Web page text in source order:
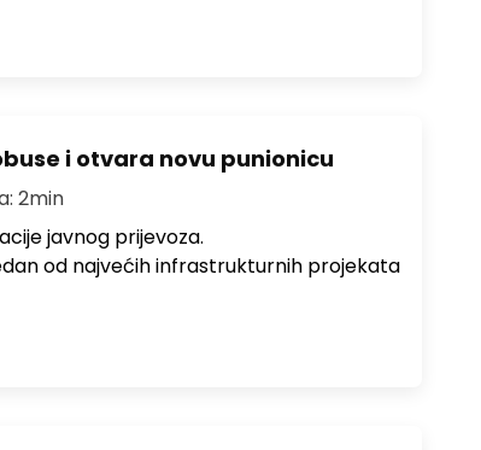
i otvara novu punionicu
2min
javnog prijevoza.
od najvećih infrastrukturnih projekata